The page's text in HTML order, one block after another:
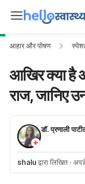
आहार और पोषण
आखिर क्या है
राज, जानिए
डॉ. प्रणाली
shalu द्वारा लिखित ·